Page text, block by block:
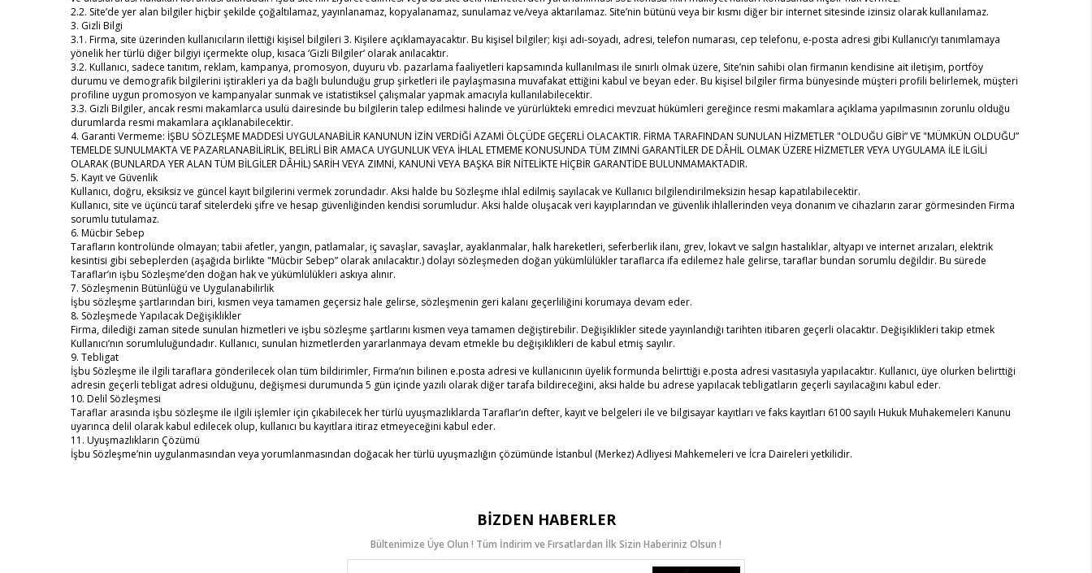
2.2. Site’de yer alan bilgiler hiçbir şekilde çoğaltılamaz, yayınlanamaz, kopyalanamaz, sunulamaz ve/veya aktarılamaz. Site’nin bütünü veya bir kısmı diğer bir internet sitesinde izinsiz olarak kullanılamaz.
3. Gizli Bilgi
3.1. Firma, site üzerinden kullanıcıların ilettiği kişisel bilgileri 3. Kişilere açıklamayacaktır. Bu kişisel bilgiler; kişi adı-soyadı, adresi, telefon numarası, cep telefonu, e-posta adresi gibi Kullanıcı’yı tanımlamaya
yönelik her türlü diğer bilgiyi içermekte olup, kısaca ‘Gizli Bilgiler’ olarak anılacaktır.
3.2. Kullanıcı, sadece tanıtım, reklam, kampanya, promosyon, duyuru vb. pazarlama faaliyetleri kapsamında kullanılması ile sınırlı olmak üzere, Site’nin sahibi olan firmanın kendisine ait iletişim, portföy
durumu ve demografik bilgilerini iştirakleri ya da bağlı bulunduğu grup şirketleri ile paylaşmasına muvafakat ettiğini kabul ve beyan eder. Bu kişisel bilgiler firma bünyesinde müşteri profili belirlemek, müşteri
profiline uygun promosyon ve kampanyalar sunmak ve istatistiksel çalışmalar yapmak amacıyla kullanılabilecektir.
3.3. Gizli Bilgiler, ancak resmi makamlarca usulü dairesinde bu bilgilerin talep edilmesi halinde ve yürürlükteki emredici mevzuat hükümleri gereğince resmi makamlara açıklama yapılmasının zorunlu olduğu
durumlarda resmi makamlara açıklanabilecektir.
4. Garanti Vermeme: İŞBU SÖZLEŞME MADDESİ UYGULANABİLİR KANUNUN İZİN VERDİĞİ AZAMİ ÖLÇÜDE GEÇERLİ OLACAKTIR. FİRMA TARAFINDAN SUNULAN HİZMETLER "OLDUĞU GİBİ” VE "MÜMKÜN OLDUĞU”
TEMELDE SUNULMAKTA VE PAZARLANABİLİRLİK, BELİRLİ BİR AMACA UYGUNLUK VEYA İHLAL ETMEME KONUSUNDA TÜM ZIMNİ GARANTİLER DE DÂHİL OLMAK ÜZERE HİZMETLER VEYA UYGULAMA İLE İLGİLİ
OLARAK (BUNLARDA YER ALAN TÜM BİLGİLER DÂHİL) SARİH VEYA ZIMNİ, KANUNİ VEYA BAŞKA BİR NİTELİKTE HİÇBİR GARANTİDE BULUNMAMAKTADIR.
5. Kayıt ve Güvenlik
Kullanıcı, doğru, eksiksiz ve güncel kayıt bilgilerini vermek zorundadır. Aksi halde bu Sözleşme ihlal edilmiş sayılacak ve Kullanıcı bilgilendirilmeksizin hesap kapatılabilecektir.
Kullanıcı, site ve üçüncü taraf sitelerdeki şifre ve hesap güvenliğinden kendisi sorumludur. Aksi halde oluşacak veri kayıplarından ve güvenlik ihlallerinden veya donanım ve cihazların zarar görmesinden Firma
sorumlu tutulamaz.
6. Mücbir Sebep
Tarafların kontrolünde olmayan; tabii afetler, yangın, patlamalar, iç savaşlar, savaşlar, ayaklanmalar, halk hareketleri, seferberlik ilanı, grev, lokavt ve salgın hastalıklar, altyapı ve internet arızaları, elektrik
kesintisi gibi sebeplerden (aşağıda birlikte "Mücbir Sebep” olarak anılacaktır.) dolayı sözleşmeden doğan yükümlülükler taraflarca ifa edilemez hale gelirse, taraflar bundan sorumlu değildir. Bu sürede
Taraflar’ın işbu Sözleşme’den doğan hak ve yükümlülükleri askıya alınır.
7. Sözleşmenin Bütünlüğü ve Uygulanabilirlik
İşbu sözleşme şartlarından biri, kısmen veya tamamen geçersiz hale gelirse, sözleşmenin geri kalanı geçerliliğini korumaya devam eder.
8. Sözleşmede Yapılacak Değişiklikler
Firma, dilediği zaman sitede sunulan hizmetleri ve işbu sözleşme şartlarını kısmen veya tamamen değiştirebilir. Değişiklikler sitede yayınlandığı tarihten itibaren geçerli olacaktır. Değişiklikleri takip etmek
Kullanıcı’nın sorumluluğundadır. Kullanıcı, sunulan hizmetlerden yararlanmaya devam etmekle bu değişiklikleri de kabul etmiş sayılır.
9. Tebligat
İşbu Sözleşme ile ilgili taraflara gönderilecek olan tüm bildirimler, Firma’nın bilinen e.posta adresi ve kullanıcının üyelik formunda belirttiği e.posta adresi vasıtasıyla yapılacaktır. Kullanıcı, üye olurken belirttiği
adresin geçerli tebligat adresi olduğunu, değişmesi durumunda 5 gün içinde yazılı olarak diğer tarafa bildireceğini, aksi halde bu adrese yapılacak tebligatların geçerli sayılacağını kabul eder.
10. Delil Sözleşmesi
Taraflar arasında işbu sözleşme ile ilgili işlemler için çıkabilecek her türlü uyuşmazlıklarda Taraflar’ın defter, kayıt ve belgeleri ile ve bilgisayar kayıtları ve faks kayıtları 6100 sayılı Hukuk Muhakemeleri Kanunu
uyarınca delil olarak kabul edilecek olup, kullanıcı bu kayıtlara itiraz etmeyeceğini kabul eder.
11. Uyuşmazlıkların Çözümü
İşbu Sözleşme’nin uygulanmasından veya yorumlanmasından doğacak her türlü uyuşmazlığın çözümünde İstanbul (Merkez) Adliyesi Mahkemeleri ve İcra Daireleri yetkilidir.
BIZDEN HABERLER
Bültenimize Üye Olun ! Tüm İndirim ve Fırsatlardan İlk Sizin Haberiniz Olsun !